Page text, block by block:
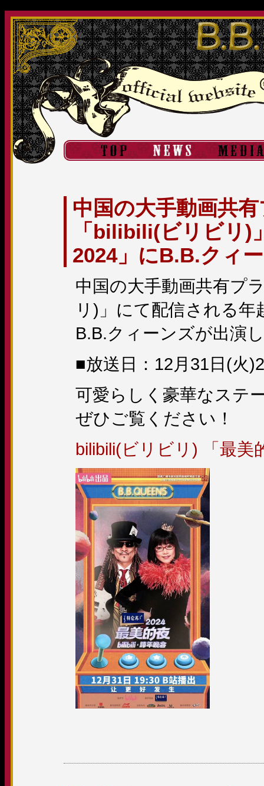
中国の大手動画共
「bilibili(ビリビリ)
2024」にB.B.クィ
中国の大手動画共有プ
リ)」にて配信される
B.B.クィーンズが出演
■放送日：12月31日(火
可愛らしく豪華なステ
ぜひご覧ください！
bilibili(ビリビリ) 「最美